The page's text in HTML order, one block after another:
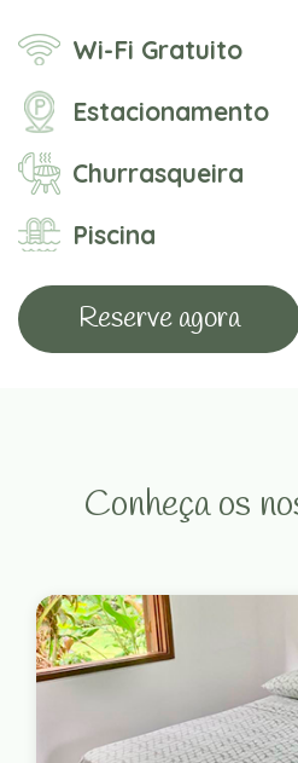
Wi-Fi Gratuito
Estacionamento
Churrasqueira
Piscina
Reserve agora
Conheça os